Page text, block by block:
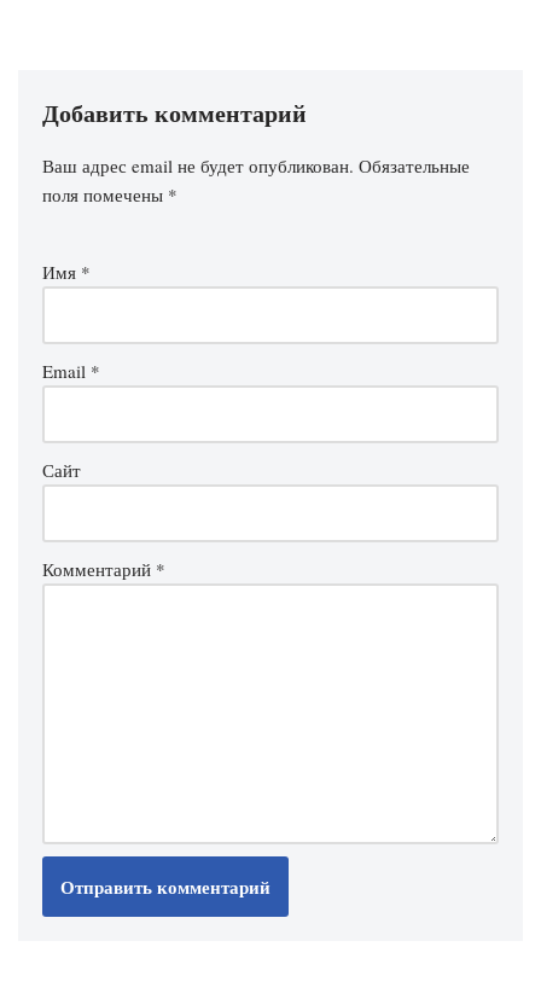
Добавить комментарий
Ваш адрес email не будет опубликован. Обязательные
поля помечены *
Имя *
Email *
Сайт
Комментарий *